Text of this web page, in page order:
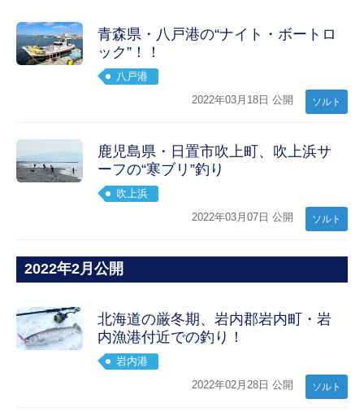
青森県・八戸港の“ナイト・ボートロ
ック”！！
八戸港
ソルト
2022年03月18日 公開
鹿児島県・日置市吹上町、吹上浜サ
ーフの“寒ブリ”釣り
吹上浜
ソルト
2022年03月07日 公開
2022年2月公開
北海道の厳冬期、岩内郡岩内町・岩
内漁港付近での釣り！
岩内港
ソルト
2022年02月28日 公開